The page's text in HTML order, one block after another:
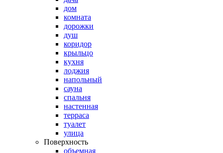
дом
комната
дорожки
душ
коридор
крыльцо
кухня
лоджия
напольный
сауна
спальня
настенная
терраса
туалет
улица
Поверхность
объемная